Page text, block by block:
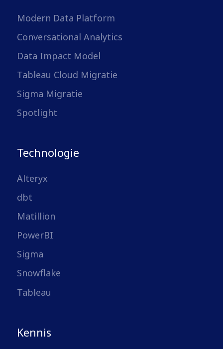
Modern Data Platform
Conversational Analytics
Data Impact Model
Tableau Cloud Migratie
Sigma Migratie
Spotlight
Technologie
Alteryx
dbt
Matillion
PowerBI
Sigma
Snowflake
Tableau
Kennis